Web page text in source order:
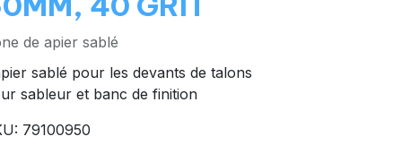
de apier sablé
sablé pour les devants de talons
sableur et banc de finition
79100950